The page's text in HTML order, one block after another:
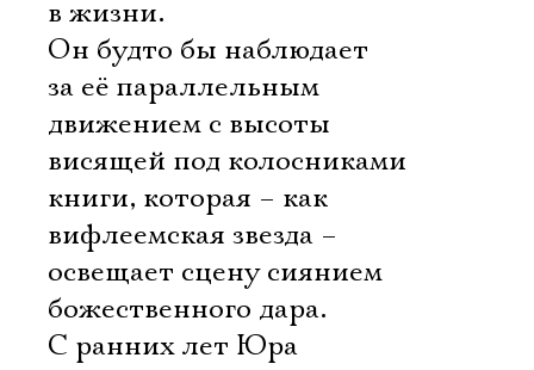
в жизни.
Он будто бы наблюдает
за её параллельным
движением с высоты
висящей под колосниками
книги, которая – как
вифлеемская звезда –
освещает сцену сиянием
божественного дара.
С ранних лет Юра